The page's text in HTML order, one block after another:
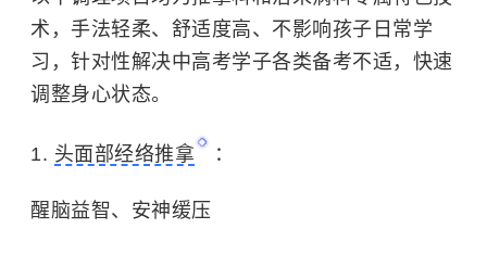
术，手法轻柔、舒适度高、不影响孩子日常学
习，针对性解决中高考学子各类备考不适，快速
调整身心状态。
1. 头面部经络推拿 ：
醒脑益智、安神缓压